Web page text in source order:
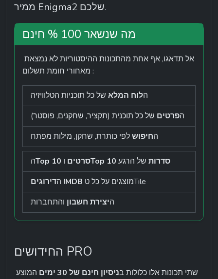
ממיר Enigma2 שלכם.
מה שנשאר 100 % חינם
מאחורי חומת תשלום :
הלוח המלא של כל תוכניות הטלוויזיה
הפרטים של כל תוכנית (תקציר, שחקנים, פוסטר)
החיפוש לפי כותרת, שחקן, מילות מפתח
ה Top 10 סרטים ו Top 10 סדרות של הרגע
ה דירוגים IMDB
מוצגים על כל טTile
היצירת חשבון והתחברות
החידושים PRO
שתי תכונות אלו כלולות בניסיון חינם של 30 ימים